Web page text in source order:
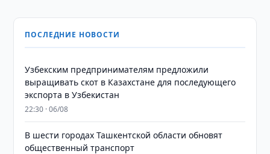
ПОСЛЕДНИЕ НОВОСТИ
Узбекским предпринимателям предложили
выращивать скот в Казахстане для последующего
экспорта в Узбекистан
22:30 · 06/08
В шести городах Ташкентской области обновят
общественный транспорт